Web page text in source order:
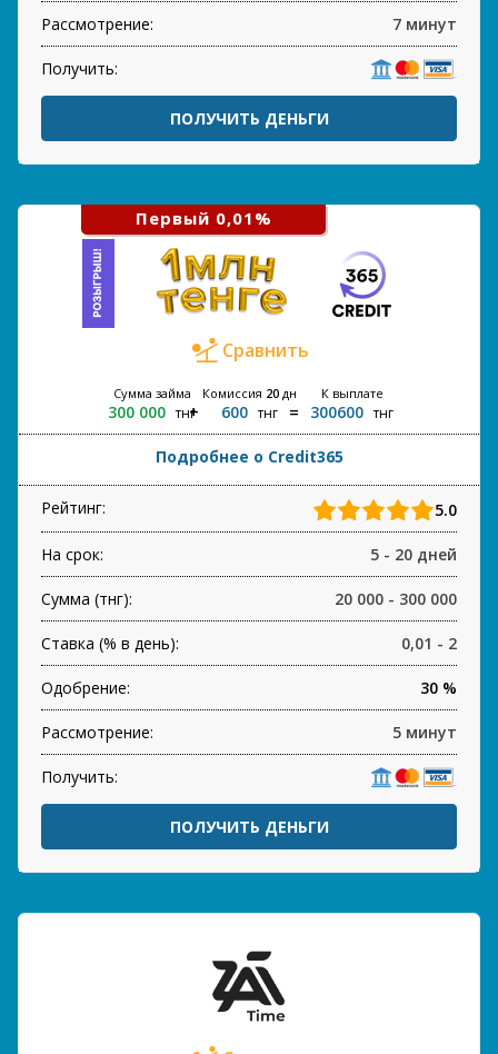
Рассмотрение: 7 минут
Получить:
ПОЛУЧИТЬ ДЕНЬГИ
Первый 0,01%
Сравнить
Сумма займа
300 000 тнг
Комиссия 20дн
600 тнг
К выплате
300600 тнг
Подробнее о Credit365
Рейтинг: 5.0
На срок: 5 - 20 дней
Сумма (тнг): 20 000 - 300 000
Ставка (% в день): 0,01 - 2
Одобрение: 30 %
Рассмотрение: 5 минут
Получить:
ПОЛУЧИТЬ ДЕНЬГИ